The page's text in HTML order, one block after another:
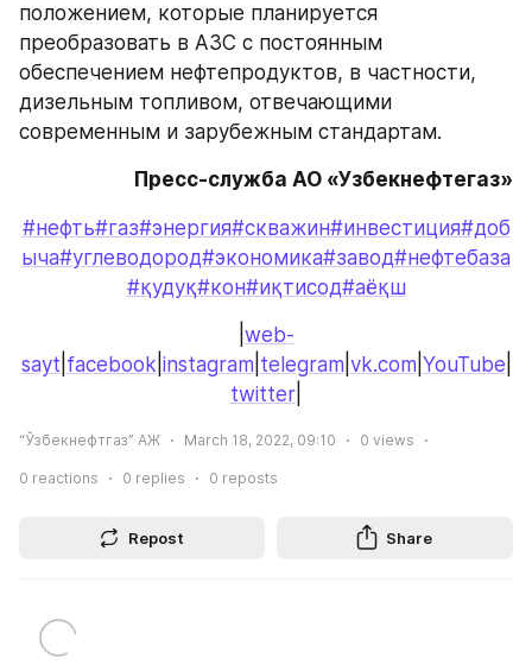
положением, которые планируется
преобразовать в АЗС с постоянным
обеспечением нефтепродуктов, в частности,
дизельным топливом, отвечающими
современным и зарубежным стандартам.
Пресс-служба АО «Узбекнефтегаз»
#нефть#газ#энергия#скважин#инвестиция#доб
ыча#углеводород#экономика#завод#нефтебаза
#қудуқ#кон#иқтисод#аёқш
web-
sayt facebook instagram telegram vk.com YouTube
twitter
“Ўзбекнефтгаз” АЖ March 18, 2022, 09:10 0 views
0 reactions 0 replies 0 reposts
Repost Share